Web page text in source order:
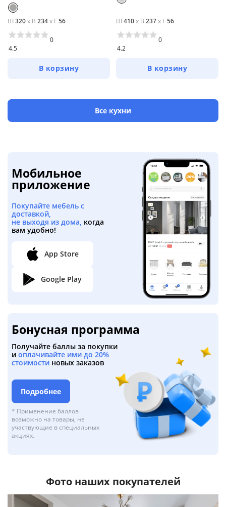
Ш 320x В 234x Г56
4.5
0
В корзину
Ш 410x В 237x Г56
4.2
0
В корзину
Все кухни
Мобильное
приложение
Покупайте мебель с
доставкой,
не выходя из дома, когда
вам удобно!
App Store
Google Play
Бонусная программа
Получайте баллы за покупки
и оплачивайте ими до 20%
стоимости новых заказов
Подробнее
* Применение баллов
возможно на товары, не
участвующие в специальных
акциях.
Фото наших покупателей